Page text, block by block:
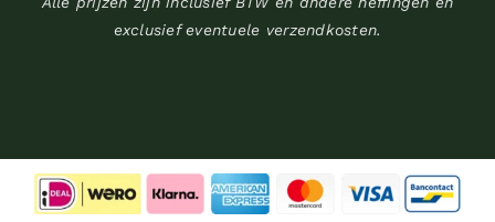
exclusief eventuele verzendkosten.